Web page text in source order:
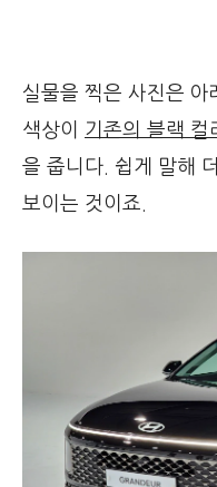
실물을 찍은 사진은 아
색상이 기존의 블랙 컬
을 줍니다. 쉽게 말해
보이는 것이죠.